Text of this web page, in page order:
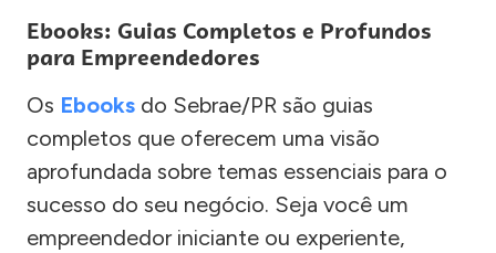
Ebooks: Guias Completos e Profundos
para Empreendedores
Os Ebooks do Sebrae/PR são guias
completos que oferecem uma visão
aprofundada sobre temas essenciais para o
sucesso do seu negócio. Seja você um
empreendedor iniciante ou experiente,